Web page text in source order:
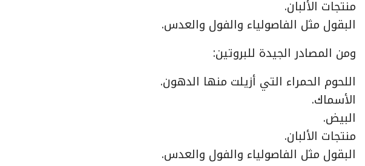
منتجات الألبان.
البقول مثل الفاصولياء والفول والعدس.
ومن المصادر الجيدة للبروتين:
اللحوم الحمراء التي أزيلت منها الدهون.
الأسماك.
البيض.
منتجات الألبان.
البقول مثل الفاصولياء والفول والعدس.